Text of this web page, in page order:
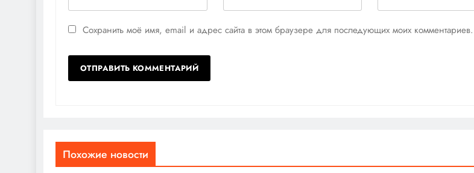
Сохранить моё имя, email и адрес сайта в этом браузере для последующих моих комментариев.
Похожие новости